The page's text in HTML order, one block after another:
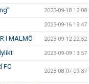
2023-09-18 12:08
2023-09-16 19:47
I MALMÖ 2023-09-12 22:52
2023-09-09 13:57
FC
2023-08-07 09:37